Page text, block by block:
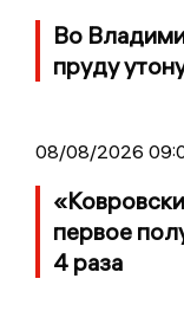
Во
пруду
08/08/2026
первое
4 раза